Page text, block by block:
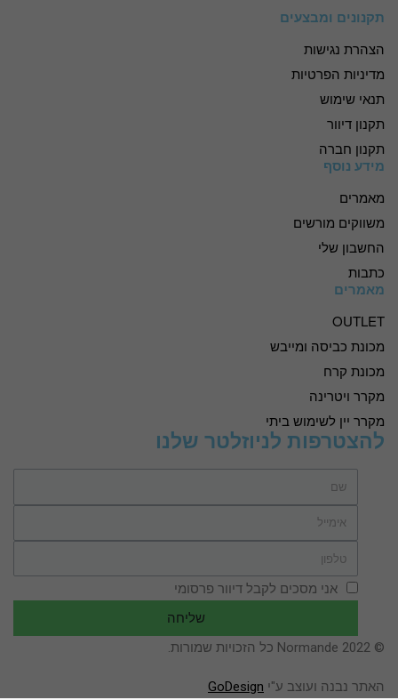
תקנונים ומבצעים
הצהרת נגישות
מדיניות הפרטיות
תנאי שימוש
תקנון דיוור
תקנון חברה
מידע נוסף
מאמרים
משווקים מורשים
החשבון שלי
כתבות
מאמרים
OUTLET
מכונת כביסה ומייבש
מכונת קרח
מקרר ויטרינה
מקרר יין לשימוש ביתי
להצטרפות לניוזלטר שלנו
אני מסכים לקבל דיוור פרסומי
שליחה
© Normande 2022 כל הזכויות שמורות.
האתר נבנה ועוצב ע"י GoDesign